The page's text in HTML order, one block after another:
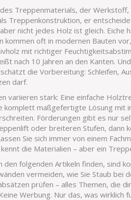
Treppenmaterials, der Werkstoff,
Treppenkonstruktion, er
nicht jedes Holz ist gleich. Eiche
kommen oft in modernen Bauten
mit richtiger
nach 10 Jahren an den Kanten.
die Vorbereitung: Schleifen,
darf.
variieren stark: Eine einfache
komplett maßgefertigte Lösung mit
Förderungen gibt es nur
oder breiteren Stufen, dann
Sie sich immer von einem
die Materialien – aber ein
den folgenden Artikeln finden, sind
vermeiden, wie Sie Staub bei
prüfen – alles Themen, die
Werbung. Nur das, was wirklich